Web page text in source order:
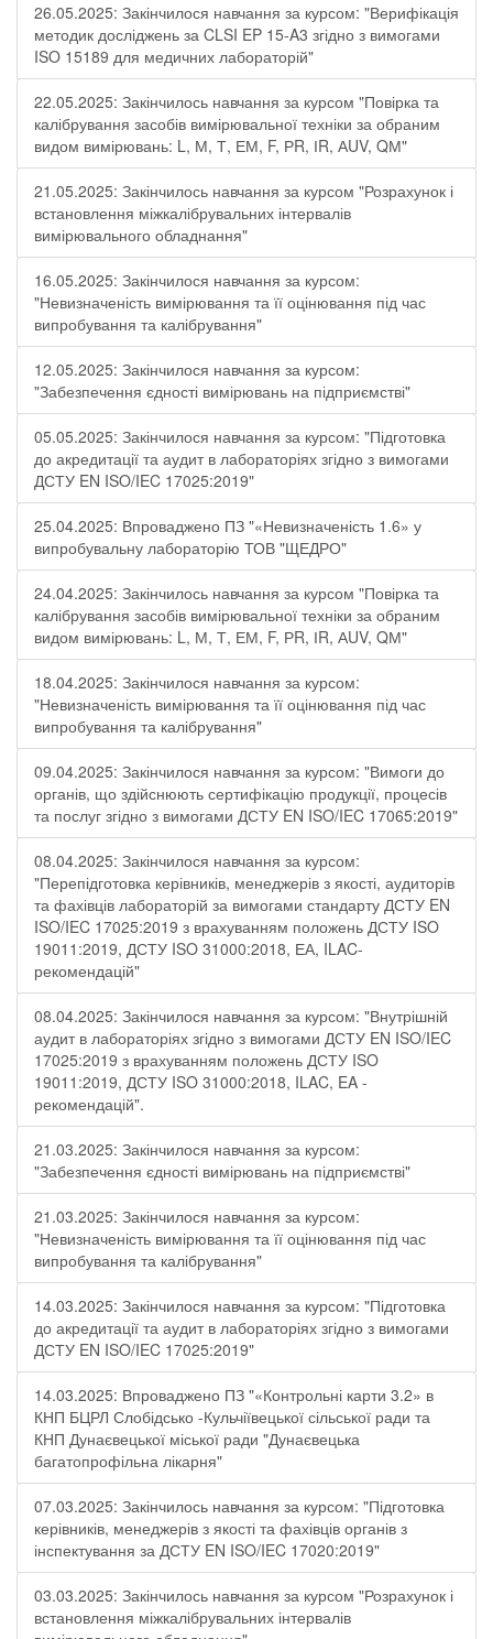
26.05.2025: Закінчилося навчання за курсом: "Верифікація
методик досліджень за CLSI EP 15-A3 згідно з вимогами
ISO 15189 для медичних лабораторій"
22.05.2025: Закінчилось навчання за курсом "Повірка та
калібрування засобів вимірювальної техніки за обраним
видом вимірювань: L, М, Т, ЕМ, F, РR, ІR, АUV, QМ"
21.05.2025: Закінчилось навчання за курсом "Розрахунок і
встановлення міжкалібрувальних інтервалів
вимірювального обладнання"
16.05.2025: Закінчилося навчання за курсом:
"Невизначеність вимірювання та її оцінювання під час
випробування та калібрування"
12.05.2025: Закінчилося навчання за курсом:
"Забезпечення єдності вимірювань на підприємстві"
05.05.2025: Закінчилося навчання за курсом: "Підготовка
до акредитації та аудит в лабораторіях згідно з вимогами
ДСТУ EN ISO/IEC 17025:2019"
25.04.2025: Впроваджено ПЗ "«Невизначеність 1.6» у
випробувальну лабораторію ТОВ "ЩЕДРО"
24.04.2025: Закінчилось навчання за курсом "Повірка та
калібрування засобів вимірювальної техніки за обраним
видом вимірювань: L, М, Т, ЕМ, F, РR, ІR, АUV, QМ"
18.04.2025: Закінчилося навчання за курсом:
"Невизначеність вимірювання та її оцінювання під час
випробування та калібрування"
09.04.2025: Закінчилося навчання за курсом: "Вимоги до
органів, що здійснюють сертифікацію продукції, процесів
та послуг згідно з вимогами ДСТУ EN ISO/IEC 17065:2019"
08.04.2025: Закінчилося навчання за курсом:
"Перепідготовка керівників, менеджерів з якості, аудиторів
та фахівців лабораторій за вимогами стандарту ДСТУ EN
ISO/IEC 17025:2019 з врахуванням положень ДСТУ ISO
19011:2019, ДСТУ ISO 31000:2018, ЕА, ILAC-
рекомендацій"
08.04.2025: Закінчилося навчання за курсом: "Внутрішній
аудит в лабораторіях згідно з вимогами ДСТУ EN ISO/IEC
17025:2019 з врахуванням положень ДСТУ ISO
19011:2019, ДСТУ ISO 31000:2018, ILAC, EA -
рекомендацій".
21.03.2025: Закінчилося навчання за курсом:
"Забезпечення єдності вимірювань на підприємстві"
21.03.2025: Закінчилося навчання за курсом:
"Невизначеність вимірювання та її оцінювання під час
випробування та калібрування"
14.03.2025: Закінчилося навчання за курсом: "Підготовка
до акредитації та аудит в лабораторіях згідно з вимогами
ДСТУ EN ISO/IEC 17025:2019"
14.03.2025: Впроваджено ПЗ "«Контрольні карти 3.2» в
КНП БЦРЛ Слобідсько -Кульчіївецької сільської ради та
КНП Дунаєвецької міської ради "Дунаєвецька
багатопрофільна лікарня"
07.03.2025: Закінчилось навчання за курсом: "Підготовка
керівників, менеджерів з якості та фахівців органів з
інспектування за ДСТУ EN ISO/IEC 17020:2019"
03.03.2025: Закінчилось навчання за курсом "Розрахунок і
встановлення міжкалібрувальних інтервалів